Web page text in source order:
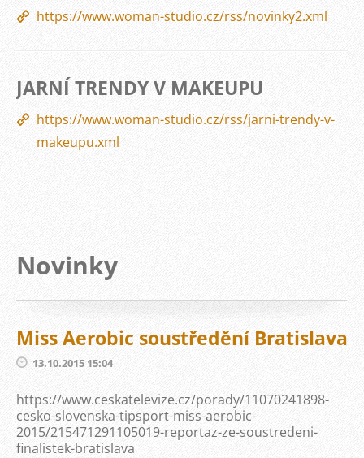
https://www.woman-studio.cz/rss/novinky2.xml
JARNÍ TRENDY V MAKEUPU
https://www.woman-studio.cz/rss/jarni-trendy-v-
makeupu.xml
Novinky
Miss Aerobic soustředění Bratislava
13.10.2015 15:04
https://www.ceskatelevize.cz/porady/11070241898-
cesko-slovenska-tipsport-miss-aerobic-
2015/215471291105019-reportaz-ze-soustredeni-
finalistek-bratislava